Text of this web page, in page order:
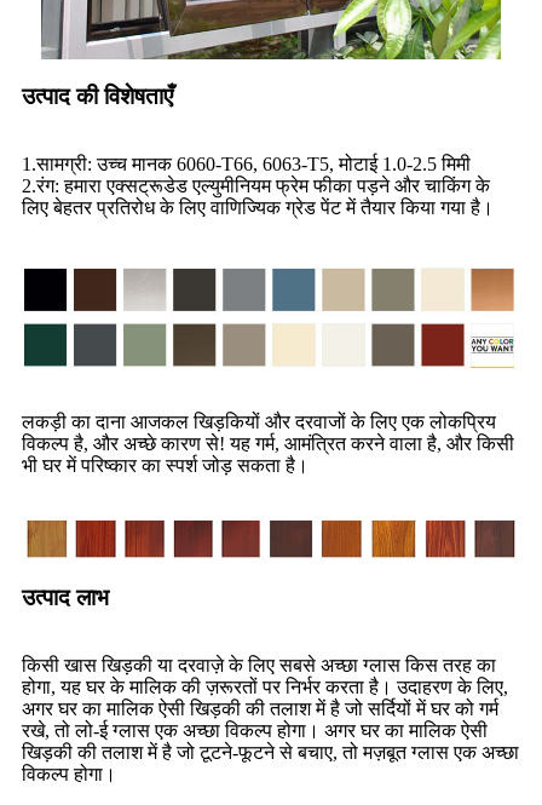
उत्पाद की विशेषताएँ
1.सामग्री: उच्च मानक 6060-T66, 6063-T5, मोटाई 1.0-2.5 मिमी
2.रंग: हमारा एक्सट्रूडेड एल्युमीनियम फ्रेम फीका पड़ने और चाकिंग के
लिए बेहतर प्रतिरोध के लिए वाणिज्यिक ग्रेड पेंट में तैयार किया गया है।
लकड़ी का दाना आजकल खिड़कियों और दरवाजों के लिए एक लोकप्रिय
विकल्प है, और अच्छे कारण से! यह गर्म, आमंत्रित करने वाला है, और किसी
भी घर में परिष्कार का स्पर्श जोड़ सकता है।
उत्पाद लाभ
किसी खास खिड़की या दरवाज़े के लिए सबसे अच्छा ग्लास किस तरह का
होगा, यह घर के मालिक की ज़रूरतों पर निर्भर करता है। उदाहरण के लिए,
अगर घर का मालिक ऐसी खिड़की की तलाश में है जो सर्दियों में घर को गर्म
रखे, तो लो-ई ग्लास एक अच्छा विकल्प होगा। अगर घर का मालिक ऐसी
खिड़की की तलाश में है जो टूटने-फूटने से बचाए, तो मज़बूत ग्लास एक अच्छा
विकल्प होगा।